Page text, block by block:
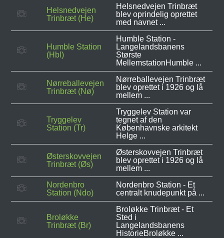
Helsnedvejen
Trinbræt (He)
Helsnedvejen Trinbræt
blev oprindelig oprettet
med navnet ...
Humble Station
(Hbl)
Humble Station -
Langelandsbanens
Største
MellemstationHumble ...
Nørreballevejen
Trinbræt (Nø)
Nørreballevejen Trinbræt
blev oprettet i 1926 og lå
mellem ...
Tryggelev
Station (Tr)
Tryggelev Station var
tegnet af den
Københavnske arkitekt
Helge ...
Østerskovvejen
Trinbræt (Øs)
Østerskovvejen Trinbræt
blev oprettet i 1926 og lå
mellem ...
Nordenbro
Station (Ndo)
Nordenbro Station - Et
centralt knudepunkt på ...
Broløkke
Trinbræt (Br)
Broløkke Trinbræt - Et
Sted i
Langelandsbanens
HistorieBroløkke ...